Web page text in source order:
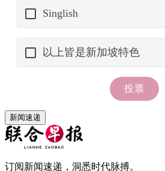
新闻速递
订阅新闻速递，洞悉时代脉搏。